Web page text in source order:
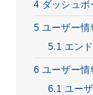
4 ダッシュ
5 ユーザー
5.1 エン
6 ユーザー
6.1 ユー